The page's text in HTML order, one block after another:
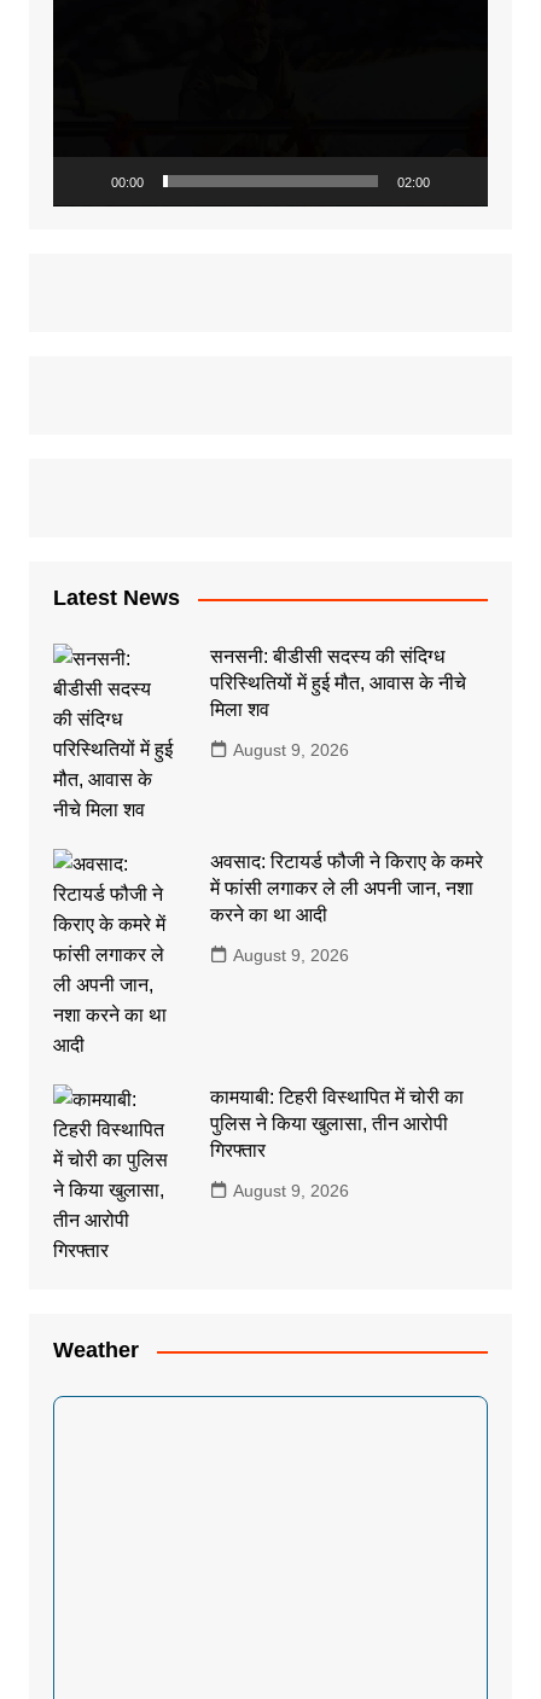
00:00 02:00
Latest News
सनसनी: बीडीसी सदस्य की संदिग्ध
परिस्थितियों में हुई मौत, आवास के नीचे
मिला शव
August 9, 2026
अवसाद: रिटायर्ड फौजी ने किराए के कमरे
में फांसी लगाकर ले ली अपनी जान, नशा
करने का था आदी
August 9, 2026
कामयाबी: टिहरी विस्थापित में चोरी का
पुलिस ने किया खुलासा, तीन आरोपी
गिरफ्तार
August 9, 2026
Weather